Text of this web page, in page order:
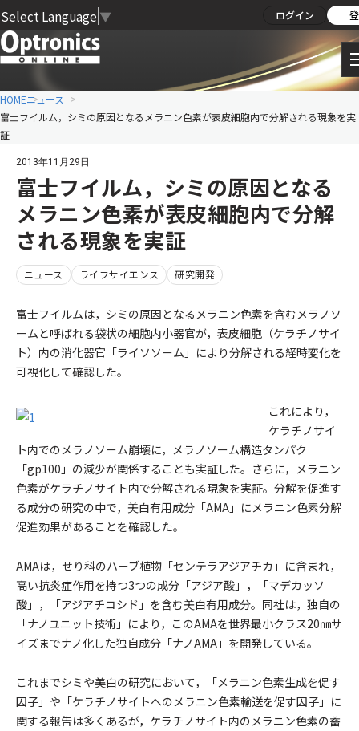
Select Language ▼ ログイン
HOMEニュース
富士フイルム，シミの原因となるメラニン色素が表皮細胞内で分解される現象を実
証
2013年11月29日
富士フイルム，シミの原因となる
メラニン色素が表皮細胞内で分解
される現象を実証
ニュース ライフサイエンス 研究開発
富士フイルムは，シミの原因となるメラニン色素を含むメラノソ
ームと呼ばれる袋状の細胞内小器官が，表皮細胞（ケラチノサイ
ト）内の消化器官「ライソソーム」により分解される経時変化を
可視化して確認した。
これにより，
ケラチノサイ
ト内でのメラノソーム崩壊に，メラノソーム構造タンパク
「gp100」の減少が関係することも実証した。さらに，メラニン
色素がケラチノサイト内で分解される現象を実証。分解を促進す
る成分の研究の中で，美白有用成分「AMA」にメラニン色素分解
促進効果があることを確認した。
AMAは，せり科のハーブ植物「センテラアジアチカ」に含まれ，
高い抗炎症作用を持つ3つの成分「アジア酸」，「マデカッソ
酸」，「アジアチコシド」を含む美白有用成分。同社は，独自の
「ナノユニット技術」により，このAMAを世界最小クラス20㎚サ
イズまでナノ化した独自成分「ナノAMA」を開発している。
これまでシミや美白の研究において，「メラニン色素生成を促す
因子」や「ケラチノサイトへのメラニン色素輸送を促す因子」に
関する報告は多くあるが，ケラチノサイト内のメラニン色素の蓄